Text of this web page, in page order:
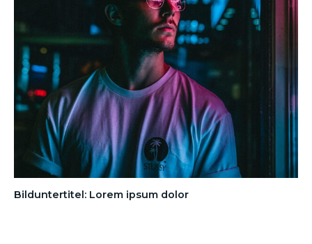
Bilduntertitel: Lorem ipsum dolor